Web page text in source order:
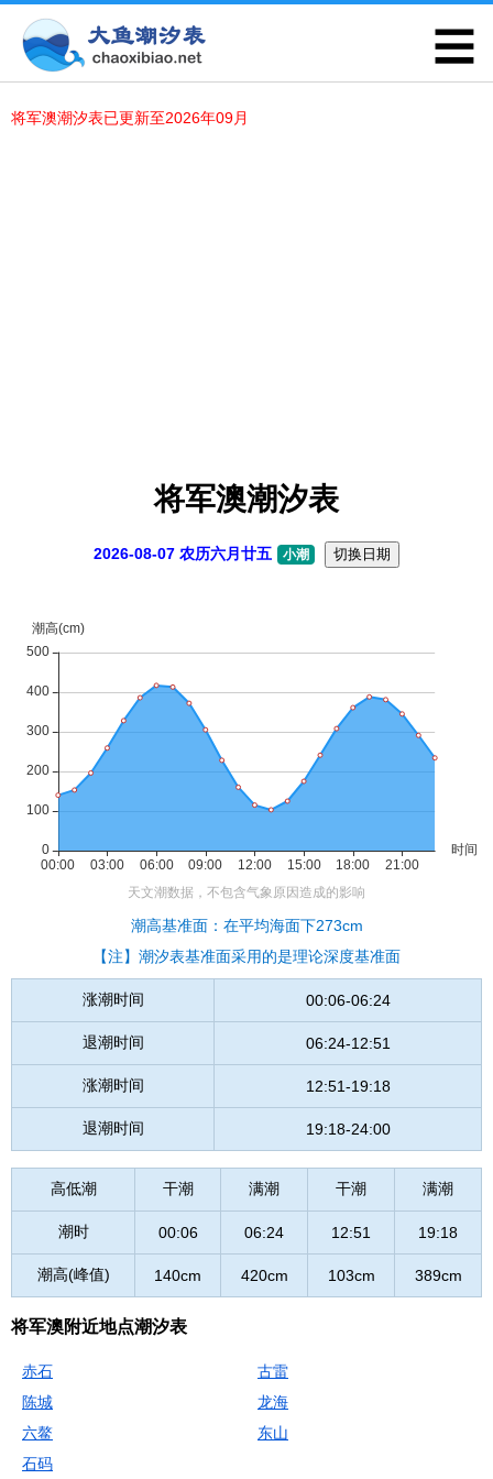
将军澳潮汐表已更新至2026年09月
将军澳潮汐表
2026-08-07 农历六月廿五 小潮 切换日期
潮高基准面：在平均海面下273cm
【注】潮汐表基准面采用的是理论深度基准面
涨潮时间 00:06-06:24
退潮时间 06:24-12:51
涨潮时间 12:51-19:18
退潮时间 19:18-24:00
高低潮 干潮 满潮 干潮 满潮
潮时 00:06 06:24 12:51 19:18
潮高(峰值) 140cm 420cm 103cm 389cm
将军澳附近地点潮汐表
赤石
古雷
陈城
龙海
六鳌
东山
石码